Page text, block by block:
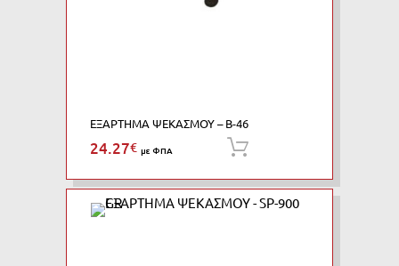
ΕΞΑΡΤΗΜΑ ΨΕΚΑΣΜΟΥ – B-46
24.27€ με ΦΠΑ